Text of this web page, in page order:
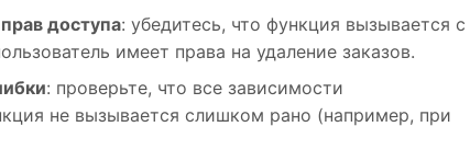
доступа: убедитесь, что функция вызывается с
имеет права на удаление заказов.
: проверьте, что все зависимости
не вызывается слишком рано (например, при